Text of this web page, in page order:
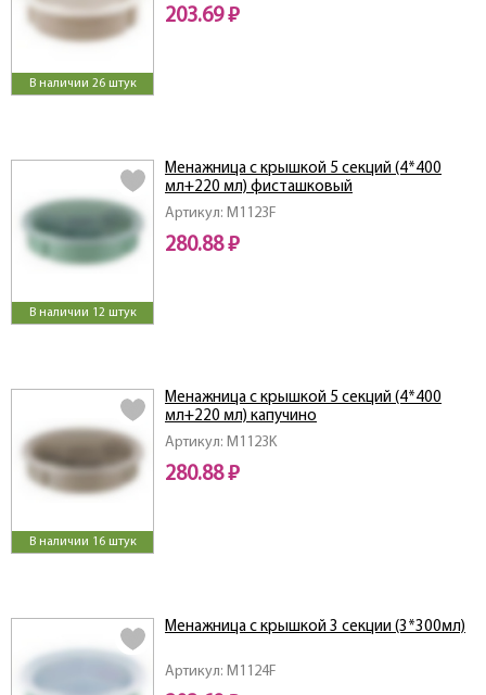
В наличии 26 штук
203.69 ₽
В наличии 12 штук
Артикул: M1123F
Менажница с крышкой 5 секций (4*400
мл+220 мл) фисташковый
280.88 ₽
В наличии 16 штук
Артикул: M1123K
Менажница с крышкой 5 секций (4*400
мл+220 мл) капучино
280.88 ₽
Артикул: M1124F
Менажница с крышкой 3 секции (3*300мл)